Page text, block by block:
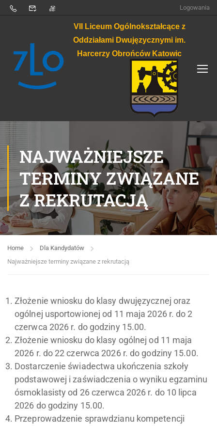
Logowania
VII Liceum Ogólnokształcące z
Oddziałami Dwujęzycznymi im.
Harcerzy Obrońców Katowic
NAJWAŻNIEJSZE
TERMINY ZWIĄZANE
Z REKRUTACJĄ
Home
Dla Kandydatów
Najważniejsze terminy związane z rekrutacją
Złożenie wniosku do klasy dwujęzycznej oraz
ogólnej usportowionej od 11 maja 2026 r. do 2
czerwca 2026 r. do godziny 15.00.
Złożenie wniosku do klasy ogólnej od 11 maja
2026 r. do 22 czerwca 2026 r. do godziny 15.00.
Dostarczenie świadectwa ukończenia szkoły
podstawowej i zaświadczenia o wyniku egzaminu
ósmoklasisty od 26 czerwca 2026 r. do 10 lipca
2026 do godziny 15.00.
Przeprowadzenie sprawdzianu kompetencji